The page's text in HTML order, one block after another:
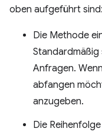
oben aufgeführt sind:
Die Methode
Anfragen.
abfangen
anzugeben.
Die